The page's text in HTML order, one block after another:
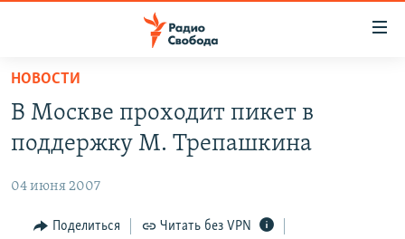
упрощенного
доступа
основному
Вернутся
АВТОРСКИЕ ПРОЕКТЫ
ЦИТАТЫ СВОБОДЫ
МНЕНИЯ
НОВОСТИ
В Москве проходит пикет в
поддержку М. Трепашкина
04 июня 2007
Поделиться Читать без VPN